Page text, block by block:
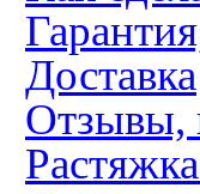
Доставка
Отзывы,